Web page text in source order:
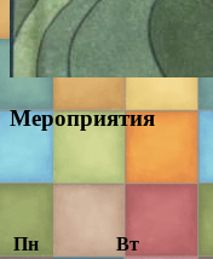
Мероприятия
Пн Вт